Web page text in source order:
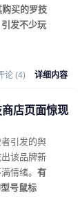
买的罗技
发不少玩
论 (4) 详细内容
店页面惊现
引发的舆
该品牌新
情绪。 有
号鼠标